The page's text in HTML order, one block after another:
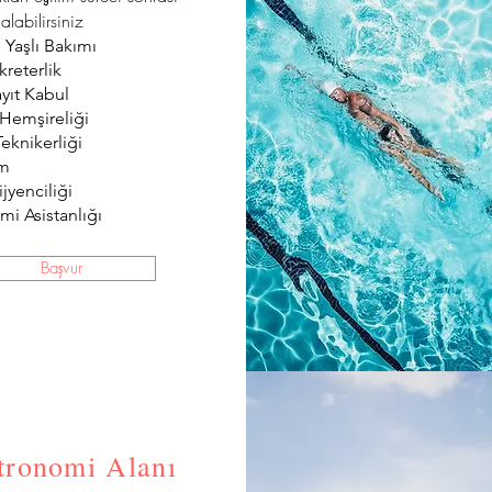
Bakımı
Kabul
Asistanlığı
Başvur
Alanı